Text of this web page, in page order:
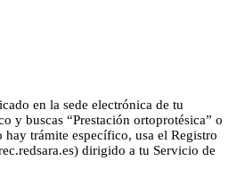
en la sede electrónica de tu
y buscas “Prestación ortoprotésica” o
hay trámite específico, usa el Registro
dirigido a tu Servicio de